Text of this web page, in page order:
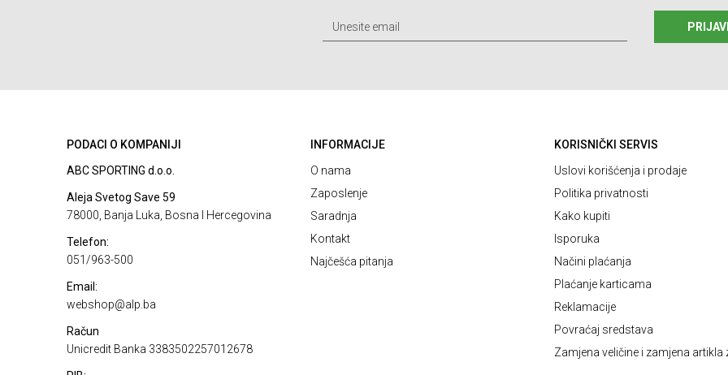
PODACI O KOMPANIJI
ABC SPORTING d.o.o.
Aleja Svetog Save 59
78000, Banja Luka, Bosna I Hercegovina
Telefon:
051/963-500
Email:
webshop@alp.ba
Račun
Unicredit Banka 3383502257012678
INFORMACIJE
O nama
Zaposlenje
Saradnja
Kontakt
Najčešća pitanja
KORISNIČKI SERVIS
Uslovi korišćenja i prodaje
Politika privatnosti
Kako kupiti
Isporuka
Načini plaćanja
Plaćanje karticama
Reklamacije
Povraćaj sredstava
Zamjena veličine i zamjena artikla